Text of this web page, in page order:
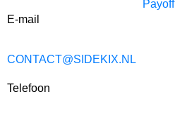
E-mail
CONTACT@SIDEKIX.NL
Telefoon